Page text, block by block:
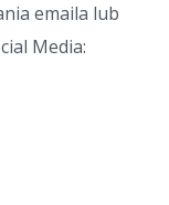
emaila lub
Media: